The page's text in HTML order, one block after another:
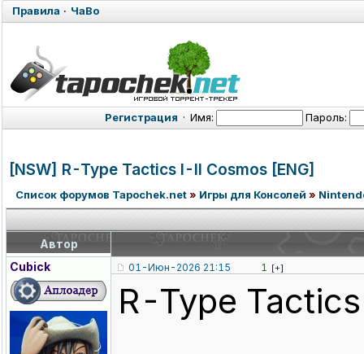
Правила · ЧаВо
Регистрация · Имя: Пароль:
[NSW] R-Type Tactics I-II Cosmos [ENG]
Список форумов Tapochek.net» Игры для Консолей »
Автор
Cubick
01-Июн-2026 21:15 1 [+]
R-Type